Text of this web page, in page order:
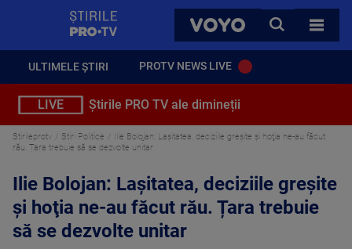
VOYO
CAUTA
TOATE
ULTIMELE ȘTIRI PROTV NEWS LIVE
LIVE Știrile PRO TV ale dimineții
Stirileprotv Stiri Politice
Ilie Bolojan: Laşitatea, deciziile greşite și hoţia ne-au făcut
rău. Țara trebuie să se dezvolte unitar
Ilie Bolojan: Laşitatea, deciziile greşite
și hoţia ne-au făcut rău. Țara trebuie
să se dezvolte unitar